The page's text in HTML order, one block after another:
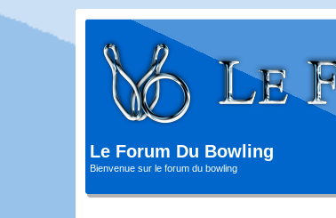
Le Forum Du Bowling
Bienvenue sur le forum du bowling